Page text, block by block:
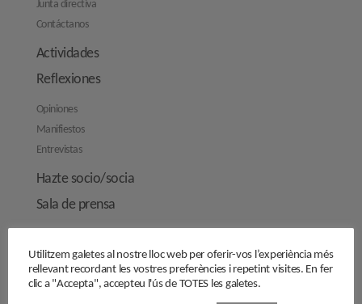
Junta directiva
Contáctanos
Actividades
Reflexiones
Opiniones
Manifiestos
Entrevistas
Hazte socio/socia
Sala de prensa
Cercle de Cultura
Carrer Provença, 298
08008 Barcelona
Utilitzem galetes al nostre lloc web per oferir-vos l’experiència més
rellevant recordant les vostres preferències i repetint visites. En fer
clic a "Accepta", accepteu l'ús de TOTES les galetes.